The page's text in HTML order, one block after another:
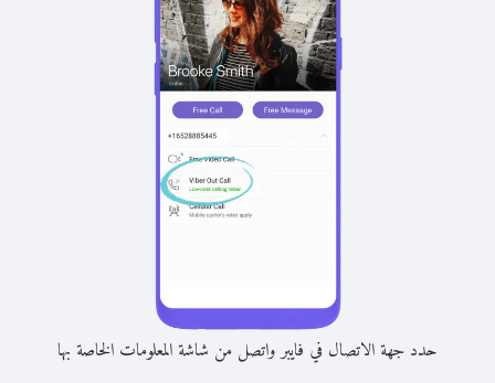
حدد جهة الاتصال في فايبر واتصل من شاشة المعلومات الخاصة بها